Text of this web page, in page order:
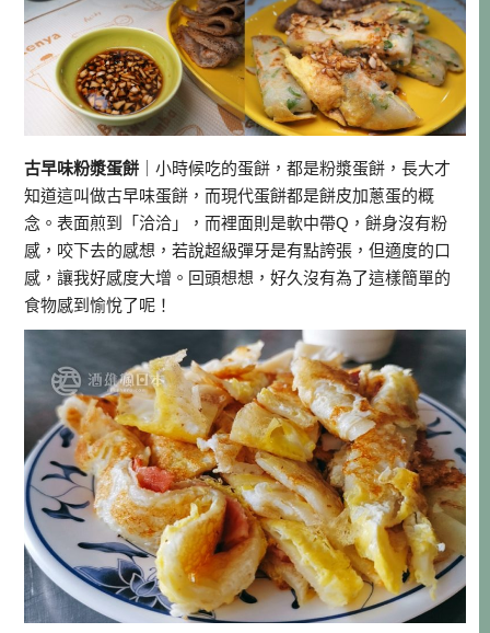
古早味粉漿蛋餅 ｜小時候吃的蛋餅，都是粉漿蛋餅，長大才
知道這叫做古早味蛋餅，而現代蛋餅都是餅皮加蔥蛋的概
念。表面煎到「洽洽」，而裡面則是軟中帶Q，餅身沒有粉
感，咬下去的感想，若說超級彈牙是有點誇張，但適度的口
感，讓我好感度大增。回頭想想，好久沒有為了這樣簡單的
食物感到愉悅了呢！